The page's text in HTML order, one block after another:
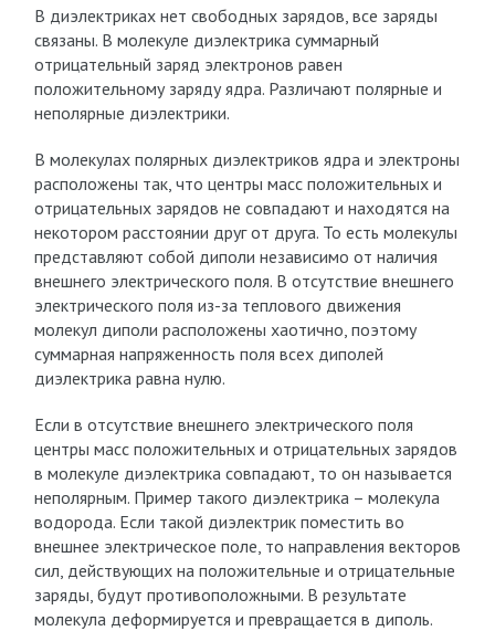
В диэлектриках нет свободных зарядов, все заряды
связаны. В молекуле диэлектрика суммарный
отрицательный заряд электронов равен
положительному заряду ядра. Различают полярные и
неполярные диэлектрики.
В молекулах полярных диэлектриков ядра и электроны
расположены так, что центры масс положительных и
отрицательных зарядов не совпадают и находятся на
некотором расстоянии друг от друга. То есть молекулы
представляют собой диполи независимо от наличия
внешнего электрического поля. В отсутствие внешнего
электрического поля из-за теплового движения
молекул диполи расположены хаотично, поэтому
суммарная напряженность поля всех диполей
диэлектрика равна нулю.
Если в отсутствие внешнего электрического поля
центры масс положительных и отрицательных зарядов
в молекуле диэлектрика совпадают, то он называется
неполярным. Пример такого диэлектрика – молекула
водорода. Если такой диэлектрик поместить во
внешнее электрическое поле, то направления векторов
сил, действующих на положительные и отрицательные
заряды, будут противоположными. В результате
молекула деформируется и превращается в диполь.